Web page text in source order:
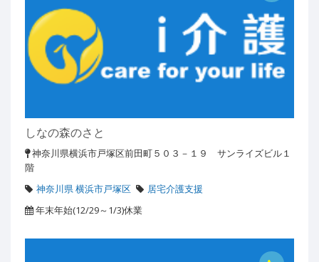
しなの森のさと
神奈川県横浜市戸塚区前田町５０３－１９ サンライズビル１
階
神奈川県 横浜市戸塚区
居宅介護支援
年末年始(12/29～1/3)休業